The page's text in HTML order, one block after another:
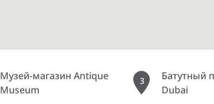
Музей-магазин Antique
Museum
3
Батутный
Dubai